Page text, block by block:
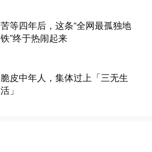
苦等四年后，这条“全网最孤独地
铁”终于热闹起来
脆皮中年人，集体过上「三无生
活」